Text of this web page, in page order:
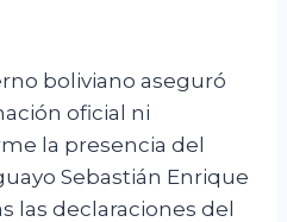
boliviano aseguró
oficial ni
la presencia del
Sebastián Enrique
las declaraciones del